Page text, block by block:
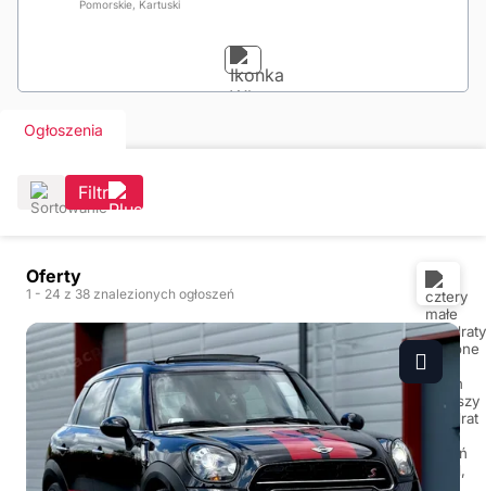
Pomorskie, Kartuski
Ogłoszenia
Filtr
Oferty
1 - 24 z 38 znalezionych ogłoszeń